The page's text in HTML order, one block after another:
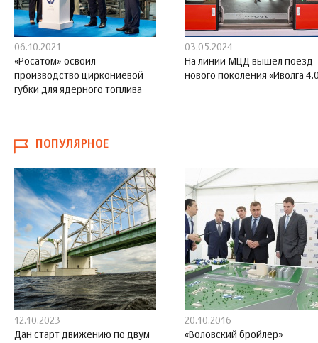
06.10.2021
«Росатом» освоил
производство циркониевой
губки для ядерного топлива
03.05.2024
На линии МЦД вышел поезд
нового поколения «Иволга
ПОПУЛЯРНОЕ
12.10.2023
Дан старт движению по двум
20.10.2016
«Воловский бройлер»